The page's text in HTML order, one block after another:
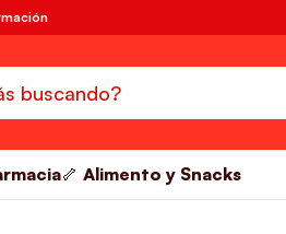
🦴 Alimento y Snacks